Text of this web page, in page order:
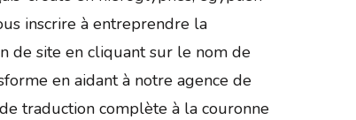
inscrire à entreprendre la
de site en cliquant sur le nom de
en aidant à notre agence de
traduction complète à la couronne